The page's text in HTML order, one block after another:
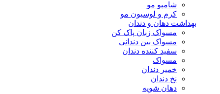
شامپو مو
کرم و لوسیون مو
بهداشت دهان و دندان
مسواک زبان پاک کن
مسواک بین دندانی
سفید کننده دندان
مسواک
خمیر دندان
نخ دندان
دهان شویه